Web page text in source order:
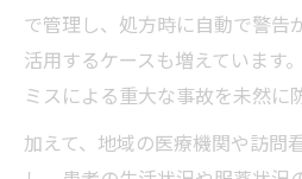
で管理し、処方時に自動で警告
活用するケースも増えています
ミスによる重大な事故を未然に
加えて、地域の医療機関や訪問